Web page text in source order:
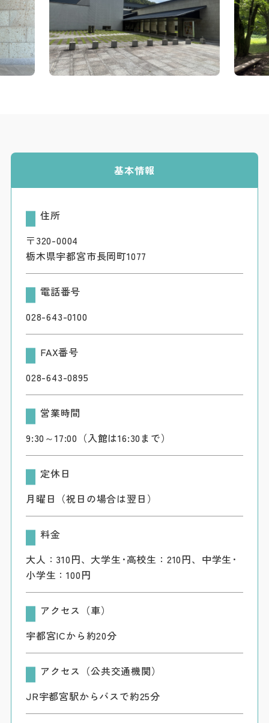
基本情報
住所
〒320-0004
栃木県宇都宮市長岡町1077
電話番号
028-643-0100
FAX番号
028-643-0895
営業時間
9:30～17:00（入館は16:30まで）
定休日
月曜日（祝日の場合は翌日）
料金
大人：310円、大学生･高校生：210円、中学生･
小学生：100円
アクセス（車）
宇都宮ICから約20分
アクセス（公共交通機関）
JR宇都宮駅からバスで約25分